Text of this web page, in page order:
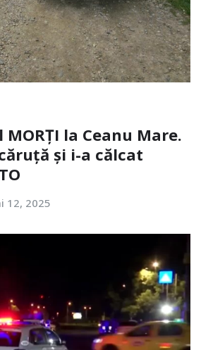
la Ceanu Mare.
și i-a călcat
12, 2025